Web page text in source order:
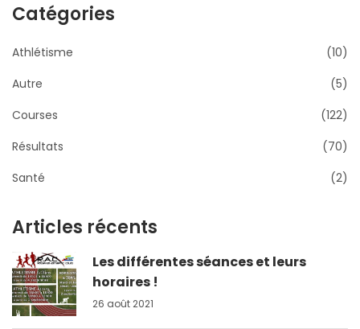
Catégories
Athlétisme
(10)
Autre
(5)
Courses
(122)
Résultats
(70)
Santé
(2)
Articles récents
Les différentes séances et leurs
horaires !
26 août 2021